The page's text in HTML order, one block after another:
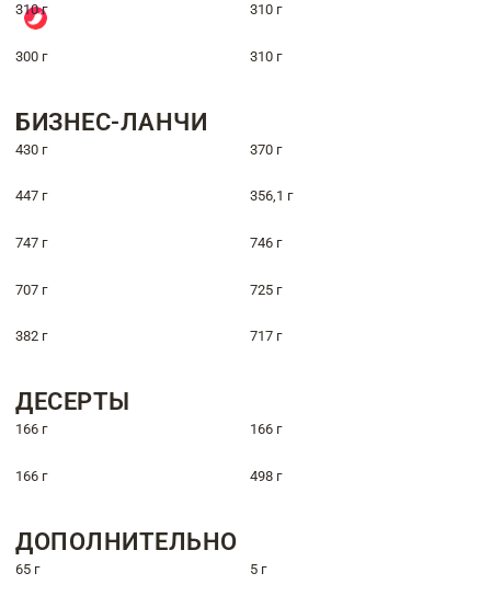
310 г 310 г
300 г 310 г
БИЗНЕС-ЛАНЧИ
430 г 370 г
447 г 356,1 г
747 г 746 г
707 г 725 г
382 г 717 г
ДЕСЕРТЫ
166 г 166 г
166 г 498 г
ДОПОЛНИТЕЛЬНО
65 г 5 г